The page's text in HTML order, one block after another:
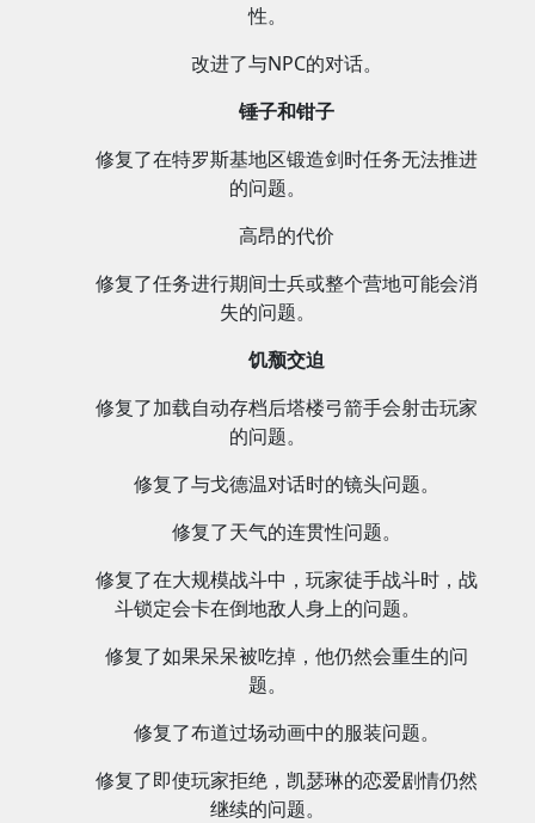
性。
改进了与NPC的对话。
锤子和钳子
修复了在特罗斯基地区锻造剑时任务无法推进
的问题。
高昂的代价
修复了任务进行期间士兵或整个营地可能会消
失的问题。
饥颓交迫
修复了加载自动存档后塔楼弓箭手会射击玩家
的问题。
修复了与戈德温对话时的镜头问题。
修复了天气的连贯性问题。
修复了在大规模战斗中，玩家徒手战斗时，战
斗锁定会卡在倒地敌人身上的问题。
修复了如果呆呆被吃掉，他仍然会重生的问
题。
修复了布道过场动画中的服装问题。
修复了即使玩家拒绝，凯瑟琳的恋爱剧情仍然
继续的问题。